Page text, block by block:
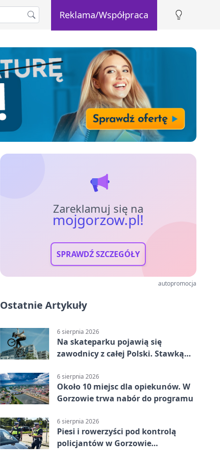
Reklama/Współpraca
Zareklamuj się na
mojgorzow.pl!
SPRAWDŹ SZCZEGÓŁY
autopromocja
Ostatnie Artykuły
6 sierpnia 2026
Na skateparku pojawią się
zawodnicy z całej Polski. Stawką
6 sierpnia 2026
Około 10 miejsc dla opiekunów. W
Gorzowie trwa nabór do programu
6 sierpnia 2026
Piesi i rowerzyści pod kontrolą
policjantów w Gorzowie